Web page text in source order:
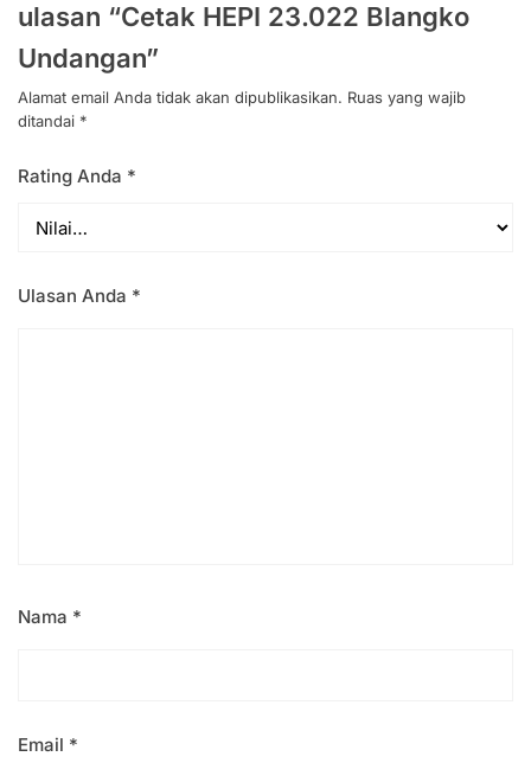
ulasan “Cetak HEPI 23.022 Blangko
Undangan”
Alamat email Anda tidak akan dipublikasikan. Ruas yang wajib
ditandai *
Rating Anda *
Ulasan Anda *
Nama *
Email *